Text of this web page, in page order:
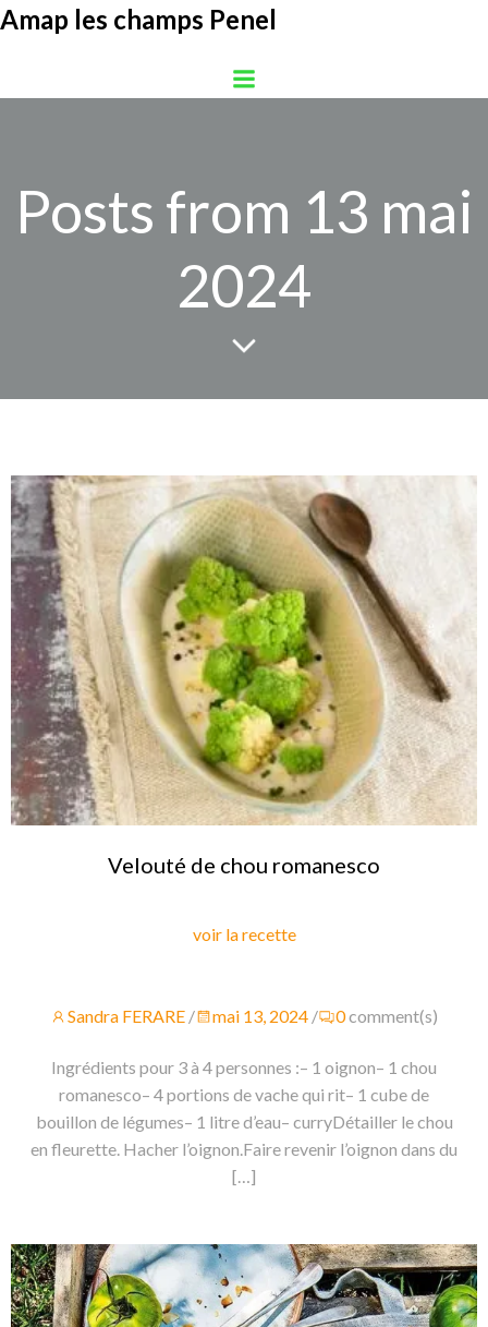
Aller
Amap les champs Penel
Posts from 13 mai
2024
Velouté de chou romanesco
voir la recette
Sandra FERARE / mai 13, 2024 / 0comment(s)
Ingrédients pour 3 à 4 personnes :– 1 oignon– 1 chou
romanesco– 4 portions de vache qui rit– 1 cube de
bouillon de légumes– 1 litre d’eau– curryDétailler le chou
en fleurette. Hacher l’oignon.Faire revenir l’oignon dans du
[…]